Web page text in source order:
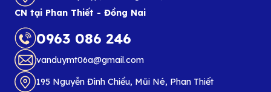
CN tại Phan Thiết - Đồng Nai
0963 086 246
vanduymt06a@gmail.com
195 Nguyễn Đình Chiểu, Mũi Né, Phan Thiết